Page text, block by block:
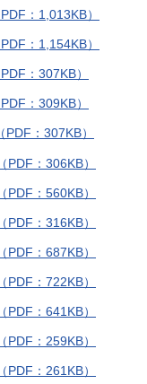
：1,013KB）
：1,154KB）
：307KB）
：309KB）
：307KB）
：306KB）
：560KB）
：316KB）
：687KB）
：722KB）
：641KB）
：259KB）
：261KB）